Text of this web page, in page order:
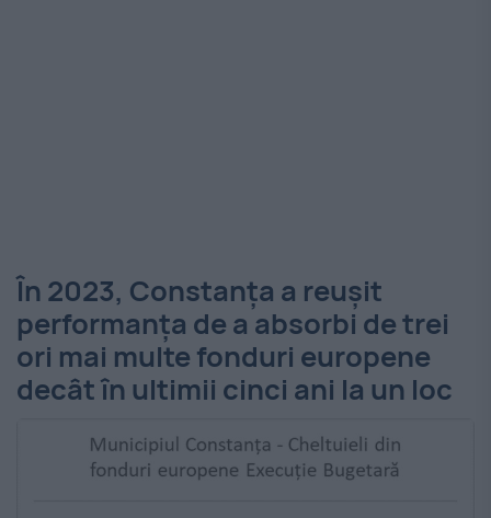
În 2023, Constanța a reușit
performanța de a absorbi de trei
ori mai multe fonduri europene
decât în ultimii cinci ani la un loc